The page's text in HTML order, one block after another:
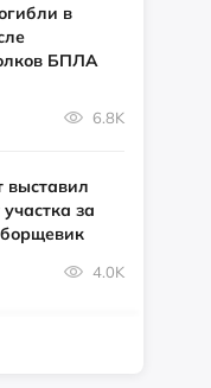
в
БПЛА
6.8K
выставил
за
4.0K